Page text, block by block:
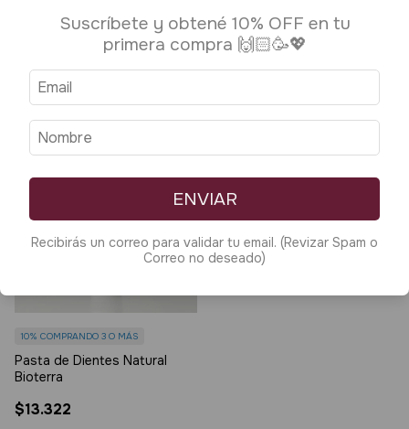
Pasta dental
Ordenar por:
Pasta de Dientes Natural
Bioterra
$13.322
10% COMPRANDO 3 O MÁS
Suscríbete y obtené 10% OFF en tu
primera compra 🙌🏻🥳💖
ENVIAR
Recibirás un correo para validar tu email. (Revizar Spam o
Correo no deseado)